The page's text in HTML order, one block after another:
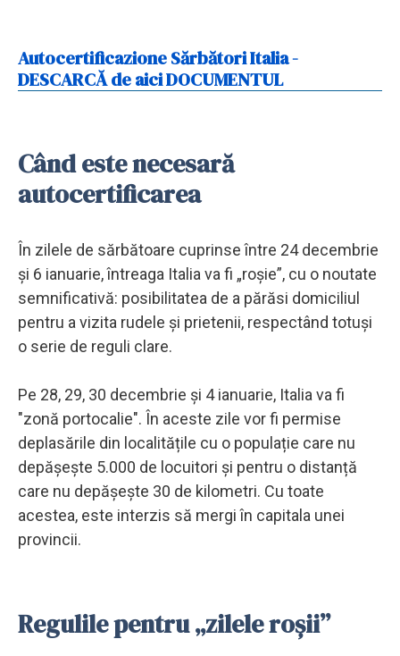
Autocertificazione Sărbători Italia -
DESCARCĂ de aici DOCUMENTUL
Când este necesară
autocertificarea
În zilele de sărbătoare cuprinse între 24 decembrie
și 6 ianuarie, întreaga Italia va fi „roșie”, cu o noutate
semnificativă: posibilitatea de a părăsi domiciliul
pentru a vizita rudele și prietenii, respectând totuși
o serie de reguli clare.
Pe 28, 29, 30 decembrie și 4 ianuarie, Italia va fi
"zonă portocalie". În aceste zile vor fi permise
deplasările din localitățile cu o populație care nu
depășește 5.000 de locuitori și pentru o distanță
care nu depășește 30 de kilometri. Cu toate
acestea, este interzis să mergi în capitala unei
provincii.
Regulile pentru „zilele roșii”